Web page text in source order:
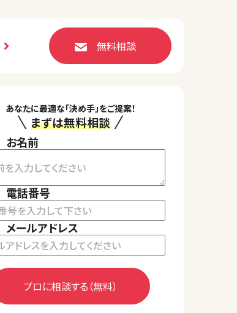
無料相談
あなたに最適な「決め手」をご提案！
まずは無料相談
お名前
電話番号
メールアドレス